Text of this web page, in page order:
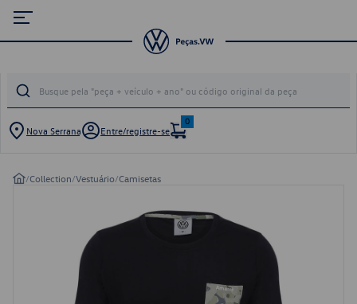
Nova Serrana Entre/registre-se
0
/Collection/Vestuário/Camisetas